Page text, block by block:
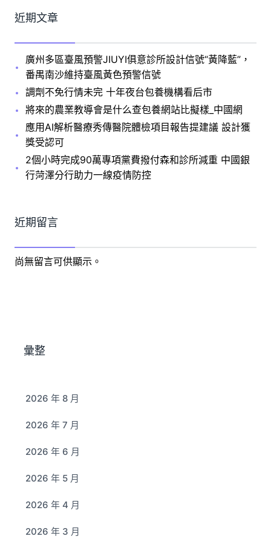
近期文章
廣州多區臺風預警JIUYI俱意診所設計信號“黃降藍”，
番禺南沙維持臺風黃色預警信號
調劑不免行情未完 十年夜台包養機構看后市
將來的農業教導會是什么查包養網站比擬樣_中國網
應用AI解析醫療秀傳醫院體檢項目報告提建議 設計獲
獎受認可
2個小時完成90萬專項黨費撥付森和診所減重 中國銀
行菏澤分行助力一線疫情防控
近期留言
尚無留言可供顯示。
彙整
2026 年 8 月
2026 年 7 月
2026 年 6 月
2026 年 5 月
2026 年 4 月
2026 年 3 月